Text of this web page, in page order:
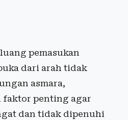
pemasukan
dari arah tidak
asmara,
faktor penting agar
dan tidak dipenuhi